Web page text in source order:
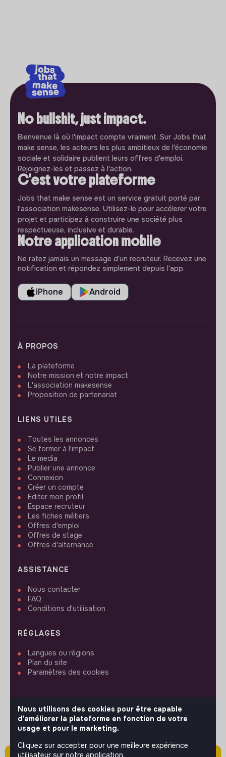
No bullshit, just impact.
Bienvenue là où l'impact compte vraiment. Sur Jobs that
make sense, les acteurs les plus ambitieux de l'économie
sociale et solidaire publient leurs offres d'emploi.
Rejoignez-les et passez à l'action.
C'est votre plateforme
Jobs that make sense est un service gratuit porté par
l'association makesense. Utilisez-le pour accélerer votre
projet et participez à construire une société plus
respectueuse, inclusive et durable.
Notre application mobile
Ne ratez jamais un message d’un recruteur. Recevez une
notification et répondez simplement depuis l’app.
iPhone Android
À PROPOS
La plateforme
Notre mission et notre impact
L'association makesense
Proposition de partenariat
LIENS UTILES
Toutes les annonces
Se former à l'impact
Le media
Publier une annonce
Connexion
Créer un compte
Editer mon profil
Espace recruteur
Les fiches métiers
Offres d'emploi
Offres de stage
Offres d'alternance
ASSISTANCE
Nous contacter
FAQ
Conditions d'utilisation
RÉGLAGES
Langues ou régions
Plan du site
Paramètres des cookies
SUIVEZ-NOUS
Nous utilisons des cookies pour être capable
d'améliorer la plateforme en fonction de votre
usage et pour le marketing.
Cliquez sur accepter pour une meilleure expérience
utilisateur sur notre application.